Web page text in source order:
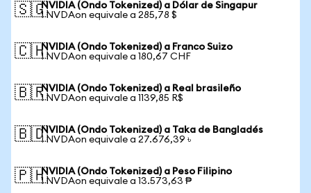
🇸🇬NVIDIA (Ondo Tokenized) a Dólar de Singapur
1 NVDAon equivale a 285,78 $
🇨🇭NVIDIA (Ondo Tokenized) a Franco Suizo
1 NVDAon equivale a 180,67 CHF
🇧🇷NVIDIA (Ondo Tokenized) a Real brasileño
1 NVDAon equivale a 1139,85 R$
🇧🇩NVIDIA (Ondo Tokenized) a Taka de Bangladés
1 NVDAon equivale a 27.676,39 ৳
🇵🇭NVIDIA (Ondo Tokenized) a Peso Filipino
1 NVDAon equivale a 13.573,63 ₱